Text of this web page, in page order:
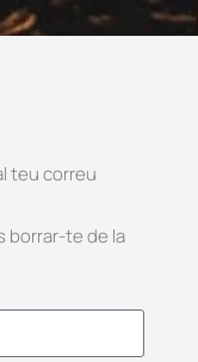
teu correu
borrar-te de la